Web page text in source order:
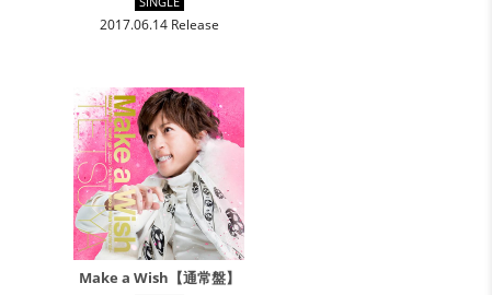
2017.06.14 Release
Make a Wish【通常盤】